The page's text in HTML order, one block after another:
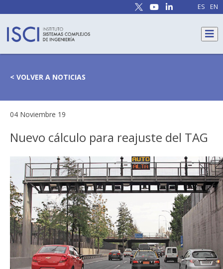
ES EN
< VOLVER A NOTICIAS
04 Noviembre 19
Nuevo cálculo para reajuste del TAG